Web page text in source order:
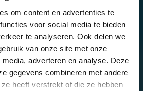
om content en advertenties te
voor social media te bieden
te analyseren. Ook delen we
van onze site met onze
adverteren en analyse. Deze
gegevens combineren met andere
heeft verstrekt of die ze hebben
ME INSCHRIJVEN